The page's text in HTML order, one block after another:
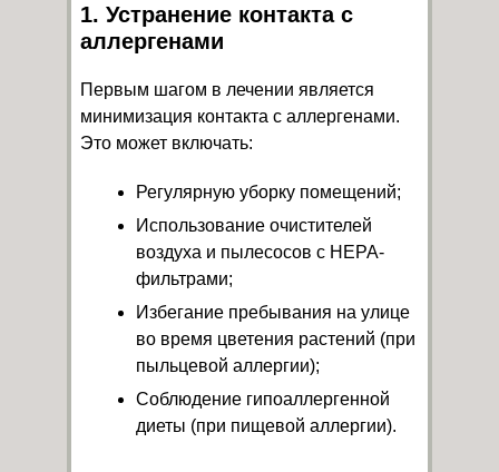
1. Устранение контакта с
аллергенами
Первым шагом в лечении является
минимизация контакта с аллергенами.
Это может включать:
Регулярную уборку помещений;
Использование очистителей
воздуха и пылесосов с HEPA-
фильтрами;
Избегание пребывания на улице
во время цветения растений (при
пыльцевой аллергии);
Соблюдение гипоаллергенной
диеты (при пищевой аллергии).